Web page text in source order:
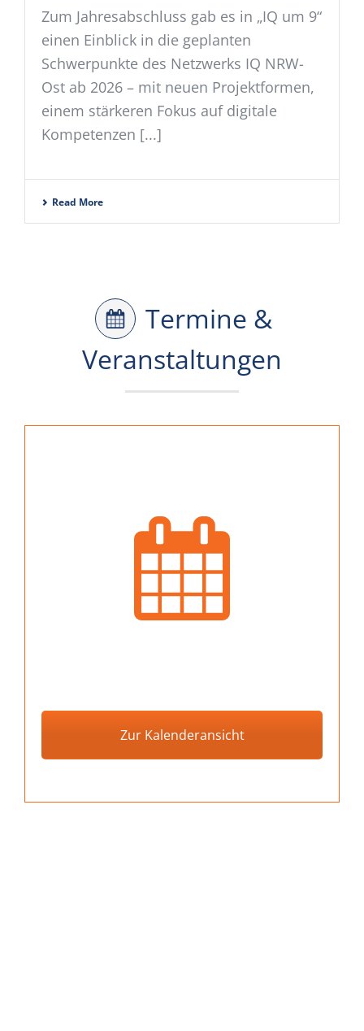
Zum Jahresabschluss gab es in „IQ um 9“
einen Einblick in die geplanten
Schwerpunkte des Netzwerks IQ NRW-
Ost ab 2026 – mit neuen Projektformen,
einem stärkeren Fokus auf digitale
Kompetenzen [...]
Read More
Termine &
Veranstaltungen
Zur Kalenderansicht